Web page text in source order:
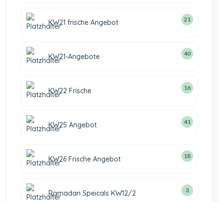
KW21 frische Angebot 21
KW21-Angebote 40
KW22 Frische 16
KW25 Angebot 41
KW26 Frische Angebot 18
Ramadan Speicals KW12/2 3